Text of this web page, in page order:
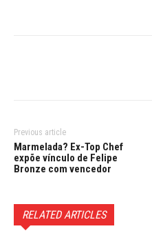
Previous article
Marmelada? Ex-Top Chef
expõe vínculo de Felipe
Bronze com vencedor
RELATED ARTICLES